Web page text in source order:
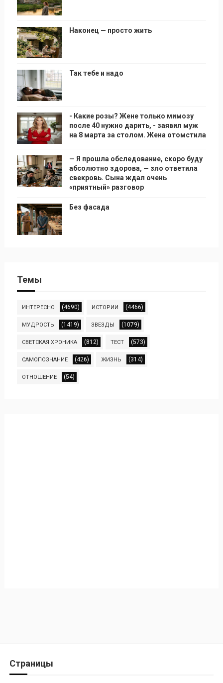
Наконец — просто жить
Так тебе и надо
- Какие розы? Жене только мимозу
после 40 нужно дарить, - заявил муж
на 8 марта за столом. Жена отомстила
— Я прошла обследование, скоро буду
абсолютно здорова, — зло ответила
свекровь. Сына ждал очень
«приятный» разговор
Без фасада
Темы
ИНТЕРЕСНО (4690) ИСТОРИИ (4466)
МУДРОСТЬ (1419) ЗВЕЗДЫ (1079)
СВЕТСКАЯ ХРОНИКА (812) ТЕСТ (573)
САМОПОЗНАНИЕ (426) ЖИЗНЬ (314)
ОТНОШЕНИЕ (54)
Страницы